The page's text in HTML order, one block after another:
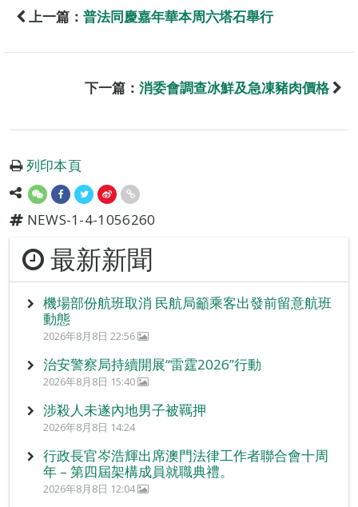
上一篇： 普法同慶嘉年華本周六塔石舉行
下一篇： 消委會調查冰鮮及急凍豬肉價格
列印本頁
NEWS-1-4-1056260
最新新聞
機場部份航班取消 民航局籲乘客出發前留意航班
動態
2026年8月8日 22:56
治安警察局持續開展“雷霆2026”行動
2026年8月8日 15:40
涉殺人未遂內地男子被羈押
2026年8月8日 14:24
行政長官岑浩輝出席澳門法律工作者聯合會十周
年 – 第四屆架構成員就職典禮。
2026年8月8日 12:04